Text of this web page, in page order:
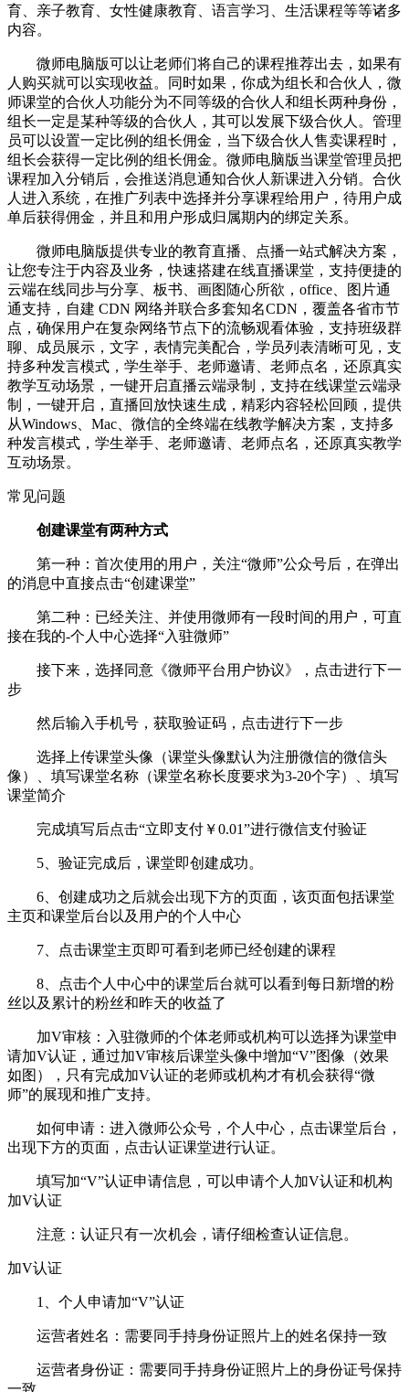
育、亲子教育、女性健康教育、语言学习、生活课程等等诸多
内容。
微师电脑版可以让老师们将自己的课程推荐出去，如果有
人购买就可以实现收益。同时如果，你成为组长和合伙人，微
师课堂的合伙人功能分为不同等级的合伙人和组长两种身份，
组长一定是某种等级的合伙人，其可以发展下级合伙人。管理
员可以设置一定比例的组长佣金，当下级合伙人售卖课程时，
组长会获得一定比例的组长佣金。微师电脑版当课堂管理员把
课程加入分销后，会推送消息通知合伙人新课进入分销。合伙
人进入系统，在推广列表中选择并分享课程给用户，待用户成
单后获得佣金，并且和用户形成归属期内的绑定关系。
微师电脑版提供专业的教育直播、点播一站式解决方案，
让您专注于内容及业务，快速搭建在线直播课堂，支持便捷的
云端在线同步与分享、板书、画图随心所欲，office、图片通
通支持，自建 CDN 网络并联合多套知名CDN，覆盖各省市节
点，确保用户在复杂网络节点下的流畅观看体验，支持班级群
聊、成员展示，文字，表情完美配合，学员列表清晰可见，支
持多种发言模式，学生举手、老师邀请、老师点名，还原真实
教学互动场景，一键开启直播云端录制，支持在线课堂云端录
制，一键开启，直播回放快速生成，精彩内容轻松回顾，提供
从Windows、Mac、微信的全终端在线教学解决方案，支持多
种发言模式，学生举手、老师邀请、老师点名，还原真实教学
互动场景。
常见问题
创建课堂有两种方式
第一种：首次使用的用户，关注“微师”公众号后，在弹出
的消息中直接点击“创建课堂”
第二种：已经关注、并使用微师有一段时间的用户，可直
接在我的-个人中心选择“入驻微师”
接下来，选择同意《微师平台用户协议》，点击进行下一
步
然后输入手机号，获取验证码，点击进行下一步
选择上传课堂头像（课堂头像默认为注册微信的微信头
像）、填写课堂名称（课堂名称长度要求为3-20个字）、填写
课堂简介
完成填写后点击“立即支付￥0.01”进行微信支付验证
5、验证完成后，课堂即创建成功。
6、创建成功之后就会出现下方的页面，该页面包括课堂
主页和课堂后台以及用户的个人中心
7、点击课堂主页即可看到老师已经创建的课程
8、点击个人中心中的课堂后台就可以看到每日新增的粉
丝以及累计的粉丝和昨天的收益了
加V审核：入驻微师的个体老师或机构可以选择为课堂申
请加V认证，通过加V审核后课堂头像中增加“V”图像（效果
如图），只有完成加V认证的老师或机构才有机会获得“微
师”的展现和推广支持。
如何申请：进入微师公众号，个人中心，点击课堂后台，
出现下方的页面，点击认证课堂进行认证。
填写加“V”认证申请信息，可以申请个人加V认证和机构
加V认证
注意：认证只有一次机会，请仔细检查认证信息。
加V认证
1、个人申请加“V”认证
运营者姓名：需要同手持身份证照片上的姓名保持一致
运营者身份证：需要同手持身份证照片上的身份证号保持
一致